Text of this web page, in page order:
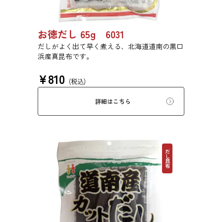
お徳だし 65g 6031
だしがよく出て早く煮える、北海道道南の黒口
浜産真昆布です。
¥810 (税込)
詳細はこちら
だし昆布